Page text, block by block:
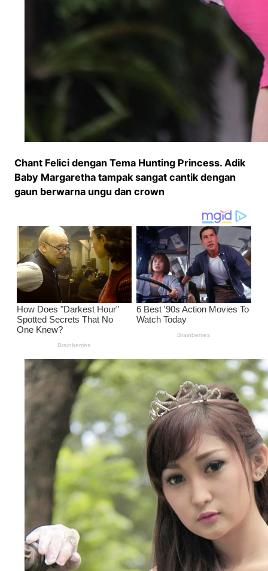
Chant Felici dengan Tema Hunting Princess. Adik
Baby Margaretha tampak sangat cantik dengan
gaun berwarna ungu dan crown